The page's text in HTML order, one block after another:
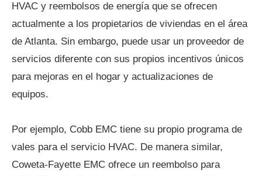
HVAC y reembolsos de energía que se ofrecen
actualmente a los propietarios de viviendas en el área
de Atlanta. Sin embargo, puede usar un proveedor de
servicios diferente con sus propios incentivos únicos
para mejoras en el hogar y actualizaciones de
equipos.
Por ejemplo, Cobb EMC tiene su propio programa de
vales para el servicio HVAC. De manera similar,
Coweta-Fayette EMC ofrece un reembolso para